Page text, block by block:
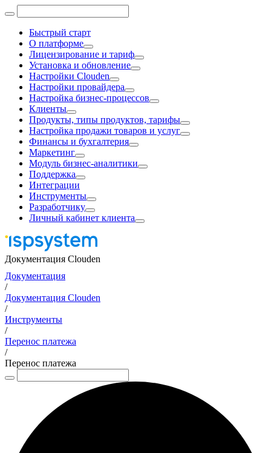
Быстрый старт
О платформе
Лицензирование и тариф
Установка и обновление
Настройки Clouden
Настройки провайдера
Настройка бизнес-процессов
Клиенты
Продукты, типы продуктов, тарифы
Настройка продажи товаров и услуг
Финансы и бухгалтерия
Маркетинг
Модуль бизнес-аналитики
Поддержка
Интеграции
Инструменты
Разработчику
Личный кабинет клиента
Документация Clouden
Документация
/
Документация Clouden
/
Инструменты
/
Перенос платежа
/
Перенос платежа